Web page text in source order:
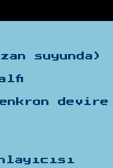
suyunda)
devire